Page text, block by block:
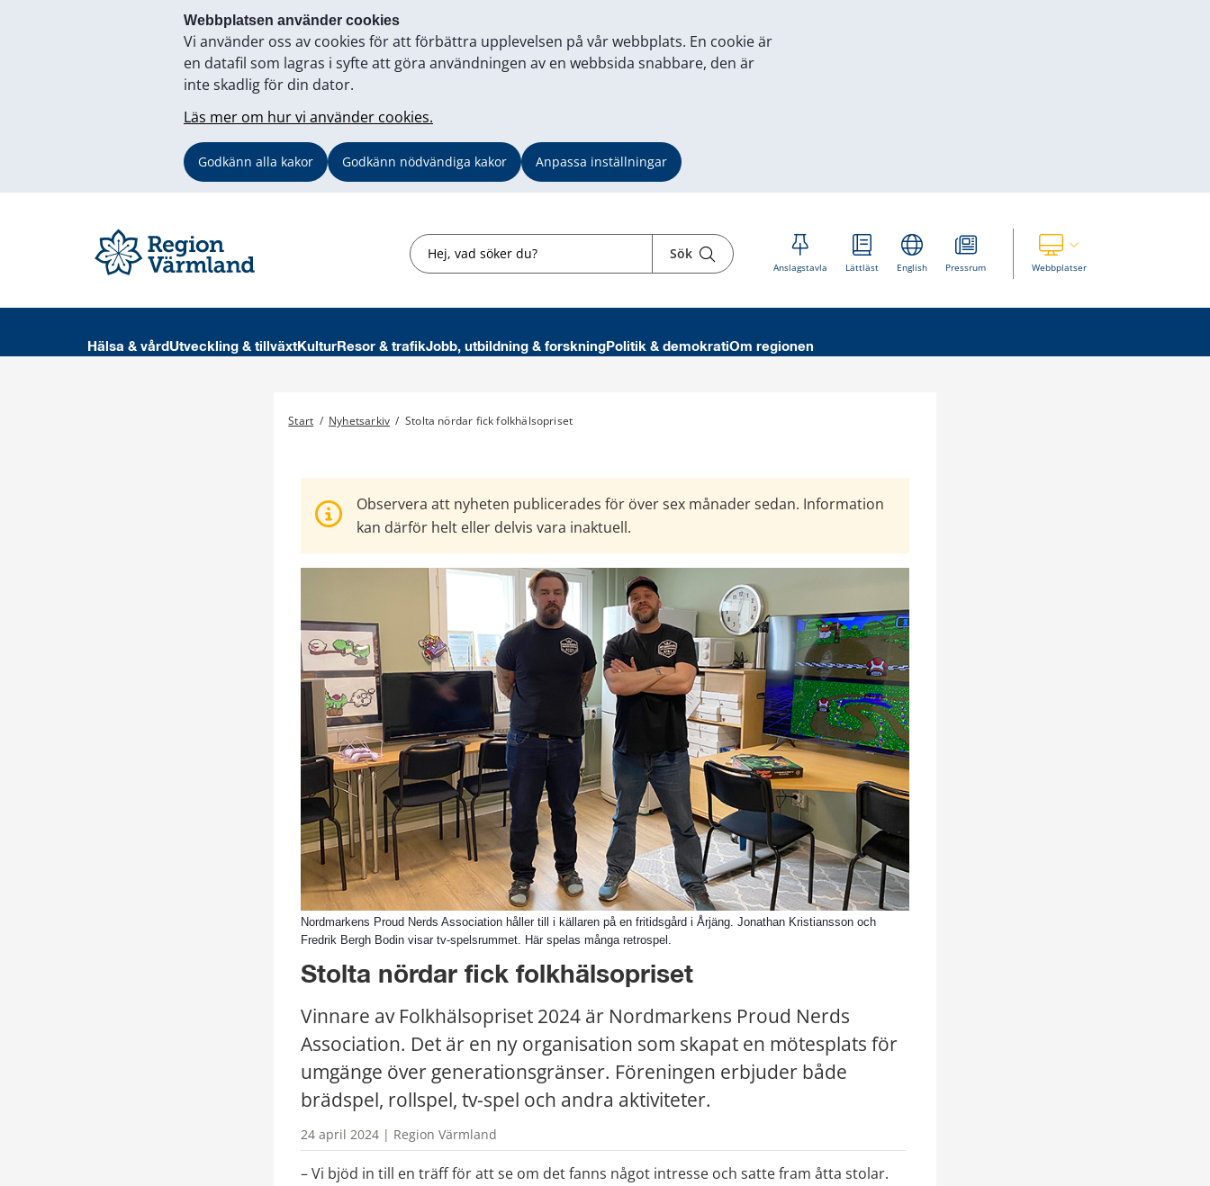
Webbplatsen använder cookies
Vi använder oss av cookies för att förbättra upplevelsen på vår webbplats. En cookie är
en datafil som lagras i syfte att göra användningen av en webbsida snabbare, den är
inte skadlig för din dator.
Läs mer om hur vi använder cookies.
Godkänn alla kakor Godkänn nödvändiga kakor Anpassa inställningar
Sök Sök
Anslagstavla Lättläst English Pressrum WebbplatserVisa våra andra webbplatser
Hälsa & vård Utveckling & tillväxtKulturResor & trafikJobb, utbildning & forskningPolitik & demokratiOm regionen
Start / Nyhetsarkiv / Stolta nördar fick folkhälsopriset
Observera att nyheten publicerades för över sex månader sedan. Information
kan därför helt eller delvis vara inaktuell.
Nordmarkens Proud Nerds Association håller till i källaren på en fritidsgård i Årjäng. Jonathan Kristiansson och
Fredrik Bergh Bodin visar tv-spelsrummet. Här spelas många retrospel.
Stolta nördar fick folkhälsopriset
Vinnare av Folkhälsopriset 2024 är Nordmarkens Proud Nerds
Association. Det är en ny organisation som skapat en mötesplats för
umgänge över generationsgränser. Föreningen erbjuder både
brädspel, rollspel, tv-spel och andra aktiviteter.
24 april 2024 | Region Värmland
– Vi bjöd in till en träff för att se om det fanns något intresse och satte fram åtta stolar.